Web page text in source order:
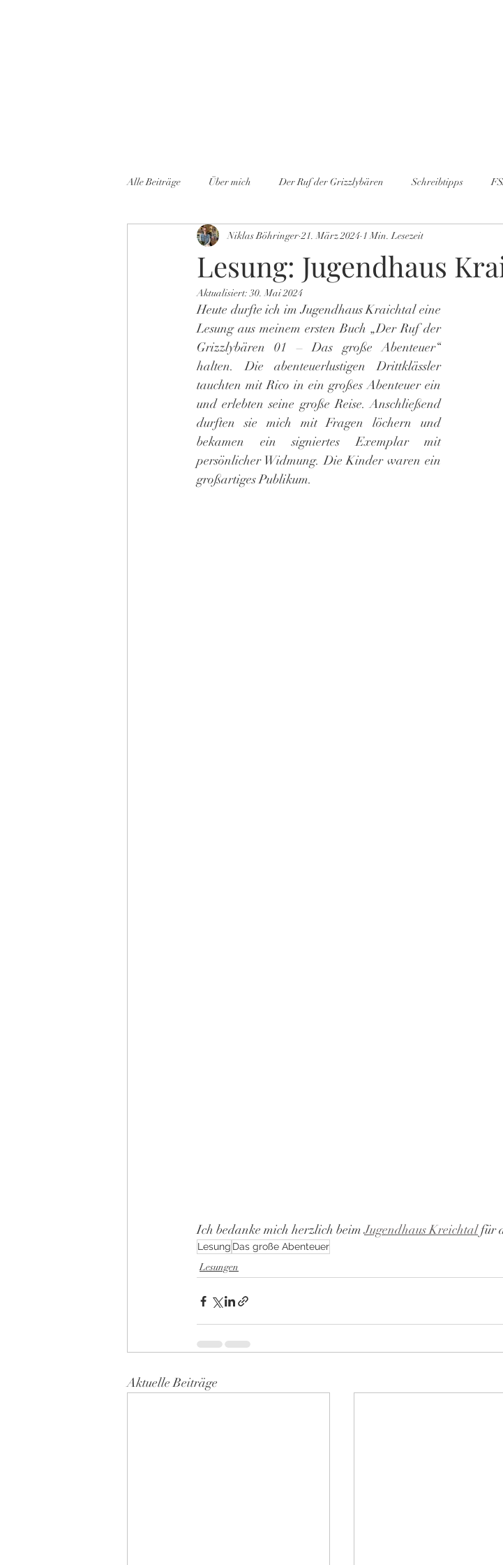
Alle Beiträge Über mich Der Ruf der Grizzlybären Schreibtipps
Meine Veröffentlichungen Lesungen # Hörbuch
Lesung: Jugendhaus
Niklas Böhringer 21. März 2024 1 Min. Lesezeit
Aktualisiert:30. Mai 2024
Heute durfte ich im Jugendhaus Kraichtal eine
Lesung aus meinem ersten Buch „Der Ruf der
Grizzlybären 01 – Das große Abenteuer“
halten. Die abenteuerlustigen Drittklässler
tauchten mit Rico in ein großes Abenteuer ein
und erlebten seine große Reise. Anschließend
durften sie mich mit Fragen löchern und
bekamen ein signiertes Exemplar mit
persönlicher Widmung. Die Kinder waren ein
großartiges Publikum.
Ich bedanke mich herzlich beim Jugendhaus Kreichtal für
Lesung Das große Abenteuer
Lesungen
Aktuelle Beiträge